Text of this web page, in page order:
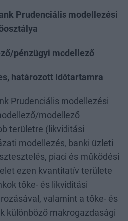
Prudenciális modellezési
pénzügyi modellező
határozott időtartamra
Prudenciális modellezési
modellező
területre (likviditási
modellezés, banki üzleti
piaci és működési
ezen kvantitatív területe
tőke- és likviditási
valamint a tőke- és
különböző makrogazdasági